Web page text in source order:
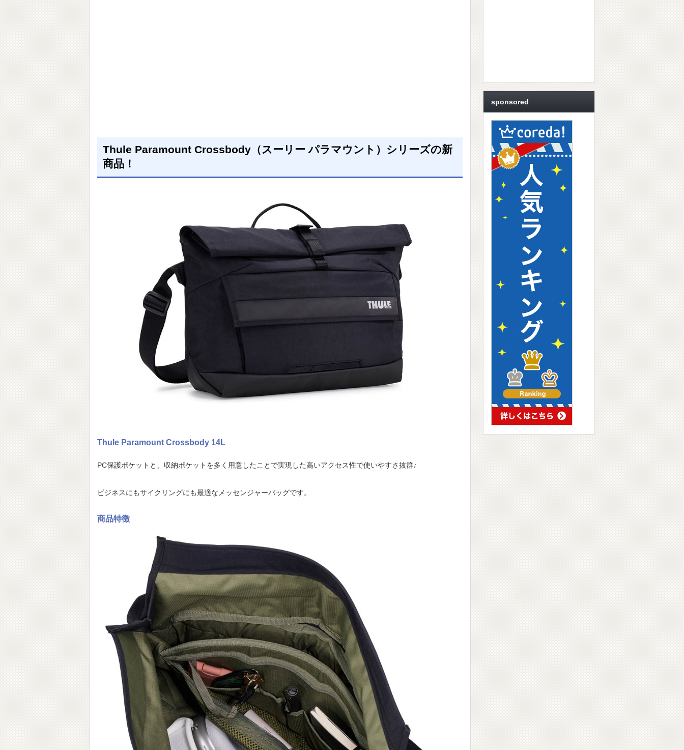
Thule Paramount Crossbody（スーリー パラマウント）シリーズの新
商品！
Thule Paramount Crossbody 14L
PC保護ポケットと、収納ポケットを多く用意したことで実現した高いアクセス性で使いやすさ抜群♪
ビジネスにもサイクリングにも最適なメッセンジャーバッグです。
商品特徴
sponsored